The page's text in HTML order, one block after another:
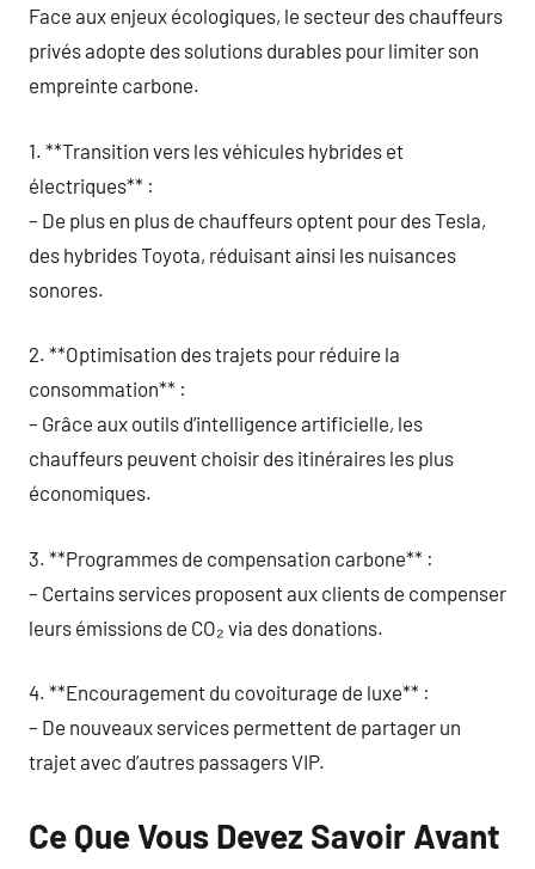
Face aux enjeux écologiques, le secteur des chauffeurs
privés adopte des solutions durables pour limiter son
empreinte carbone.
1. **Transition vers les véhicules hybrides et
électriques** :
– De plus en plus de chauffeurs optent pour des Tesla,
des hybrides Toyota, réduisant ainsi les nuisances
sonores.
2. **Optimisation des trajets pour réduire la
consommation** :
– Grâce aux outils d’intelligence artificielle, les
chauffeurs peuvent choisir des itinéraires les plus
économiques.
3. **Programmes de compensation carbone** :
– Certains services proposent aux clients de compenser
leurs émissions de CO₂ via des donations.
4. **Encouragement du covoiturage de luxe** :
– De nouveaux services permettent de partager un
trajet avec d’autres passagers VIP.
Ce Que Vous Devez Savoir Avant